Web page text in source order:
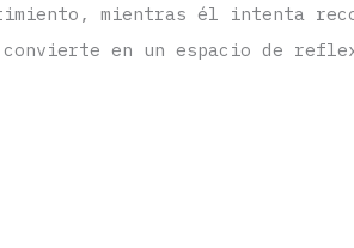
mientras él intenta
convierte en un espacio de